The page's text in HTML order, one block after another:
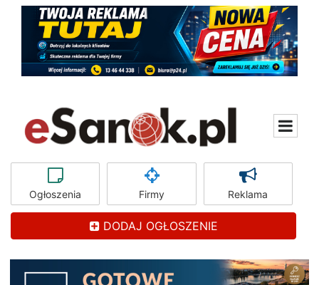
Ogłoszenia Firmy Reklama
DODAJ OGŁOSZENIE